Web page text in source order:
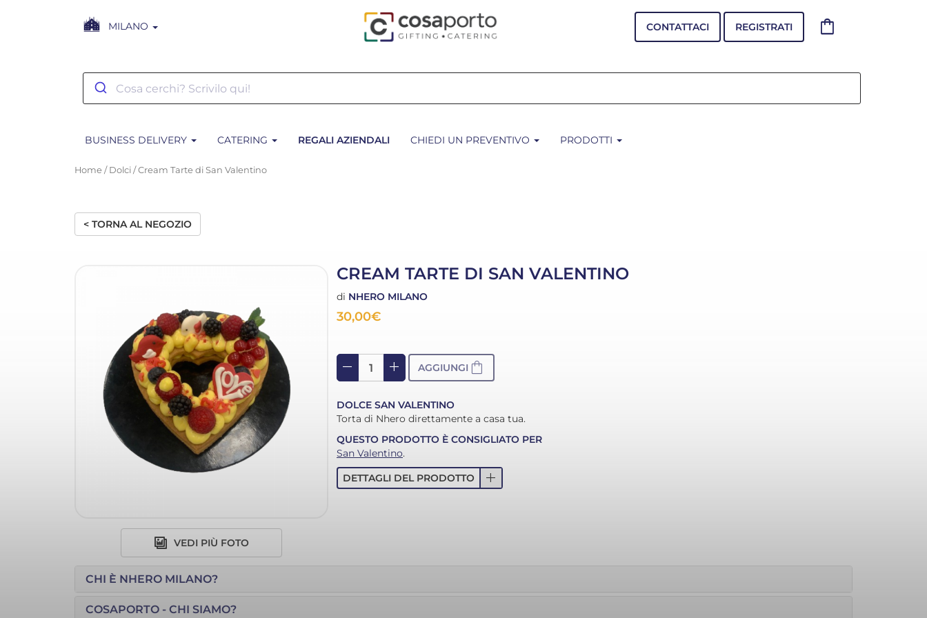
MILANO CONTATTACI REGISTRATI shopping_bag
BUSINESS DELIVERY CATERING REGALI AZIENDALI CHIEDI UN PREVENTIVO PRODOTTI
Home / Dolci / Cream Tarte di San Valentino
< TORNA AL NEGOZIO
VEDI PIÙ FOTO
CREAM TARTE DI SAN VALENTINO
di NHERO MILANO
30,00€
remove add AGGIUNGI shopping_bag
DOLCE SAN VALENTINO
Torta di Nhero direttamente a casa tua.
QUESTO PRODOTTO È CONSIGLIATO PER
San Valentino.
DETTAGLI DEL PRODOTTO
add
CHI È NHERO MILANO?
COSAPORTO - CHI SIAMO?